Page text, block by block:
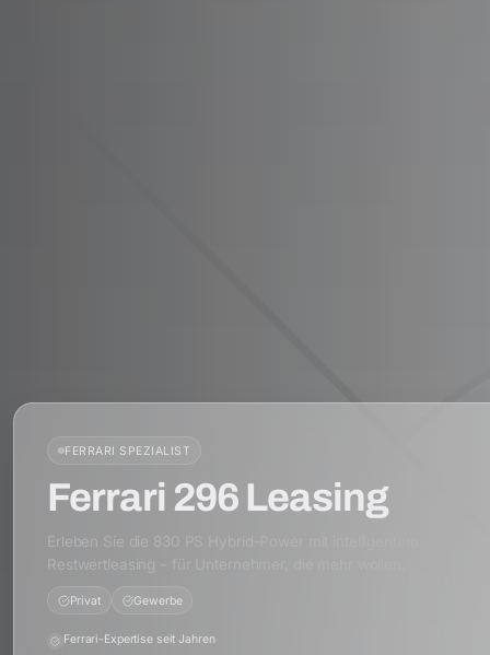
FERRARI SPEZIALIST
Ferrari 296 Leasing
Erleben Sie die 830 PS Hybrid-Power mit intelligentem
Restwertleasing – für Unternehmer, die mehr wollen.
Privat Gewerbe
Ferrari-Expertise seit Jahren